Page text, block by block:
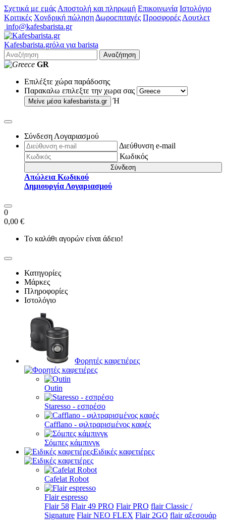
Σχετικά με εμάς Αποστολή και πληρωμή Επικοινωνία Ιστολόγιο
Κριτικές Χονδρική πώληση Δωροεπιταγές Προσφορές Αουτλετ
info@kafesbarista.gr
Kafesbarista.grόλα για barista
Αναζήτηση
GR
Επιλέξτε χώρα παράδοσης
Παρακαλω επιλεξτε την χωρα σας
Μείνε μέσα kafesbarista.gr Ή
Σύνδεση Λογαριασμού
Διεύθυνση e-mail
Κωδικός
Σύνδεση
Απώλεια Κωδικού
Δημιουργία Λογαριασμού
0
0,00 €
Το καλάθι αγορών είναι άδειο!
Κατηγορίες
Μάρκες
Πληροφορίες
Ιστολόγιο
Φορητές καφετιέρες
Outin
Staresso - εσπρέσο
Cafflano - φιλτραρισμένος καφές
Σόμπες κάμπινγκ
Ειδικές καφετιέρες
Cafelat Robot
Flair espresso
Flair 58 Flair 49 PRO Flair PRO flair Classic /
Signature Flair NEO FLEX Flair 2GO flair αξεσουάρ